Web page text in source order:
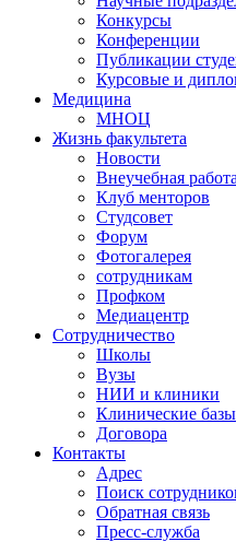
Конкурсы
Конференции
Публикации
Курсовые и
Медицина
МНОЦ
Жизнь факультета
Новости
Внеучебная работа
Клуб менторов
Студсовет
Форум
Фотогалерея
сотрудникам
Профком
Медиацентр
Сотрудничество
Школы
Вузы
НИИ и клиники
Клинические базы
Договора
Контакты
Адрес
Поиск
Обратная связь
Пресс-служба